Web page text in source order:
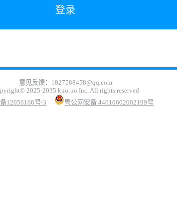
意见反馈：1827588458@qq.com
2025-2035 kuotuo Inc. All rights reserved
12056166号-3
粤公网安备 44010602002199号